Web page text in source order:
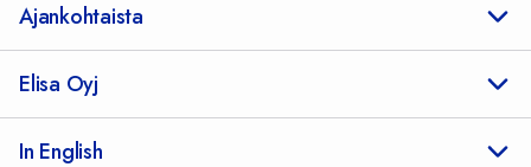
Ajankohtaista
Elisa Oyj
In English